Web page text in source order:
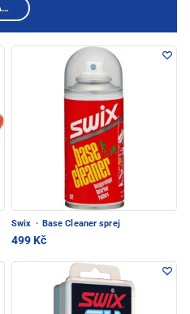
Swix · Base Cleaner sprej
499 Kč
VYBRAT PRODEJNU A ZOBRAZIT PRODUKTY